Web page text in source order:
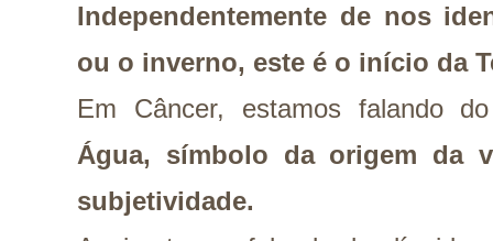
Independentemente de nos
ou o inverno, este é o início da
Em Câncer, estamos falando
Água, símbolo da origem da
subjetividade.